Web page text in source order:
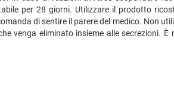
per 28 giorni. Utilizzare il prodotto
di sentire il parere del medico. Non
venga eliminato insieme alle secrezioni.